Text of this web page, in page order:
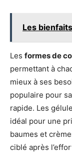
Les
Les formes de
permettant à
mieux à ses
populaire pour
rapide. Les
idéal pour une
baumes et
ciblé après